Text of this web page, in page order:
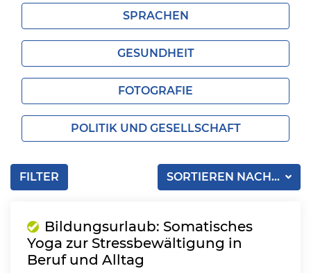
SPRACHEN
GESUNDHEIT
FOTOGRAFIE
POLITIK UND GESELLSCHAFT
SORTIEREN NACH...
FILTER
Bildungsurlaub: Somatisches
Yoga zur Stressbewältigung in
Beruf und Alltag